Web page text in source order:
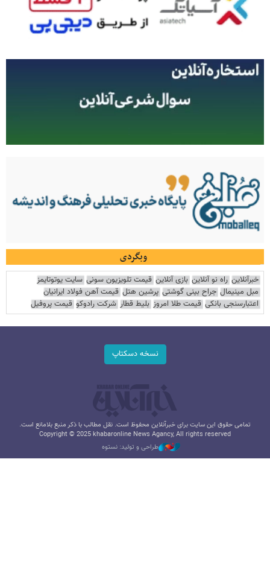
وبگردی
خبرآنلاین راه نو آنلاین بازی آنلاین قیمت تلویزیون سونی سایت یوتوتایمز
مبل مینیمال جراح بینی گوشتی پرشین هتل قیمت آهن فولاد ایرانیان
اعتبارسنجی بانکی قیمت طلا امروز بلیط قطار شرکت رادوکو قیمت پروفیل
نسخه دسکتاپ
تمامی حقوق این سایت برای خبرآنلاین محفوظ است. نقل مطالب با ذکر منبع بلامانع است.
Copyright © 2025 khabaronline News Agancy, All rights reserved
طراحی و تولید: نستوه